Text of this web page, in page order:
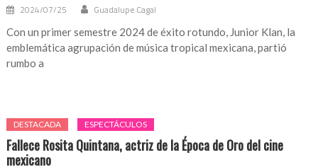
2024/07/25 Guadalupe Cagal
Con un primer semestre 2024 de éxito rotundo, Junior Klan, la
emblemática agrupación de música tropical mexicana, partió
rumbo a
DESTACADA ESPECTÁCULOS
Fallece Rosita Quintana, actriz de la Época de Oro del cine
mexicano